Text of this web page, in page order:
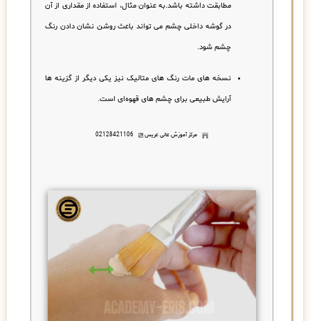
مطابقت داشته باشد.به عنوان مثال، استفاده از مقداری از آن
در گوشه داخلی چشم می تواند باعث روشن نشان دادن رنگ
چشم شود.
نسخه های مات رنگ های متالیک نیز یکی دیگر از گزینه ها
آرایش طبیعی برای چشم های قهوه‌ای است.
مرکز آموزش عالی عریس 02128421106